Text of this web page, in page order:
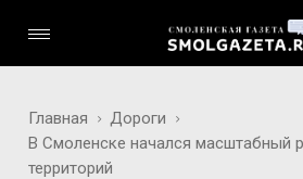
Главная
Дороги
В Смоленске начался масштабный
территорий